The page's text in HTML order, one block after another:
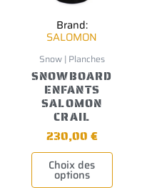
Brand:
SALOMON
Snow | Planches
SNOWBOARD
ENFANTS
SALOMON
CRAIL
230,00 €
Choix des
options